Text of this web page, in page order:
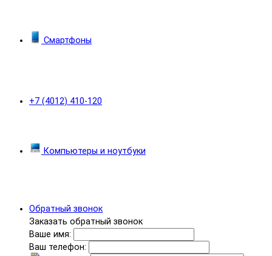
+7 (4012) 410-120
Обратный звонок
Заказать обратный звонок
Ваше имя:
Ваш телефон:
Смартфоны
Компьютеры и ноутбуки